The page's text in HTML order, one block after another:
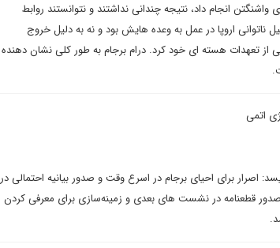
انجام داد، نتیجه چندانی نداشتند و نتوانستند روابط
ناتوانی اروپا در عمل به وعده هایش بود و نه به دلیل خروج
ماه مه ۲۰۱۹ شروع به عقب نشینی از تعهدات هسته ای خود کرد. درام برجام به طور کلی نشان دهنده
اتمی
اصرار برای احیای برجام در اسرع وقت و صدور بیانیه احتمالی در
قطعنامه در نشست های بعدی و زمینه‌سازی برای معرفی کردن